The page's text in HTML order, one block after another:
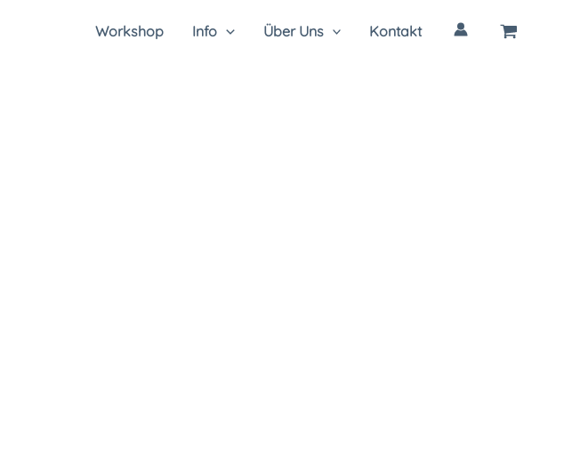
Workshop Info Über Uns Kontakt